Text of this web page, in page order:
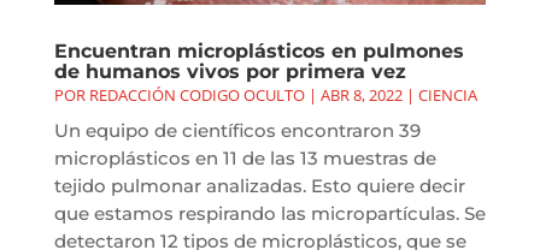
Encuentran microplásticos en pulmones
de humanos vivos por primera vez
POR REDACCIÓN CODIGO OCULTO| ABR 8, 2022| CIENCIA
Un equipo de científicos encontraron 39
microplásticos en 11 de las 13 muestras de
tejido pulmonar analizadas. Esto quiere decir
que estamos respirando las micropartículas. Se
detectaron 12 tipos de microplásticos, que se